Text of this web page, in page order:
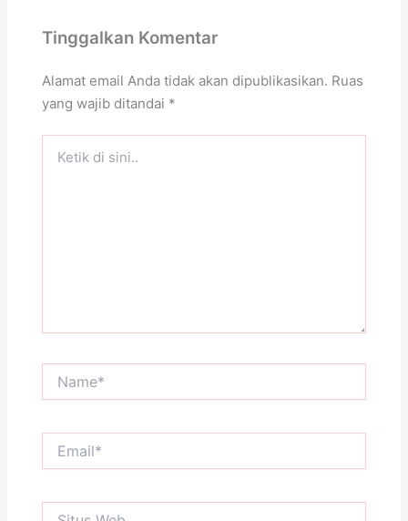
Tinggalkan Komentar
Alamat email Anda tidak akan dipublikasikan. Ruas
yang wajib ditandai *